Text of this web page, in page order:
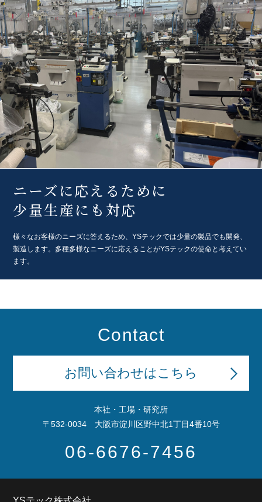
ニーズに応えるために
少量生産にも対応
様々なお客様のニーズに答えるため、YSテックでは少量の製品でも開発、
製造します。 多種多様なニーズに応えることがYSテックの使命と考えてい
ます。
Contact
お問い合わせはこちら
本社・工場・研究所
〒532-0034 大阪市淀川区野中北1丁目4番10号
06-6676-7456